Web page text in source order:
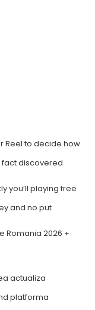
Reel to decide how
fact discovered
you’ll playing free
and no put
Romania 2026 +
actualiza
platforma